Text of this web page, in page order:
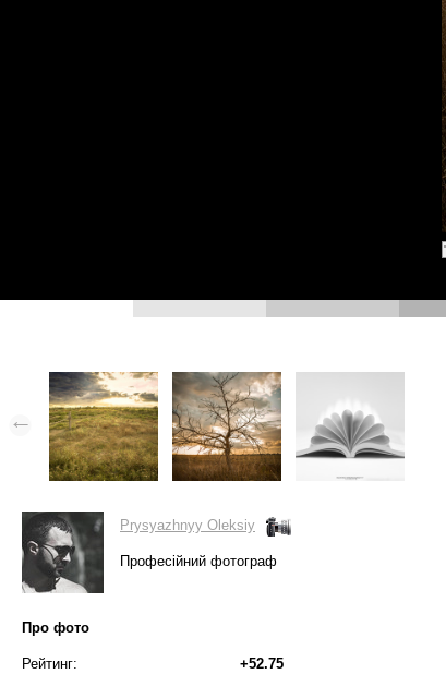
Prysyazhnyy Oleksiy
Професійний фотограф
Про фото
Рейтинг:
+52.75